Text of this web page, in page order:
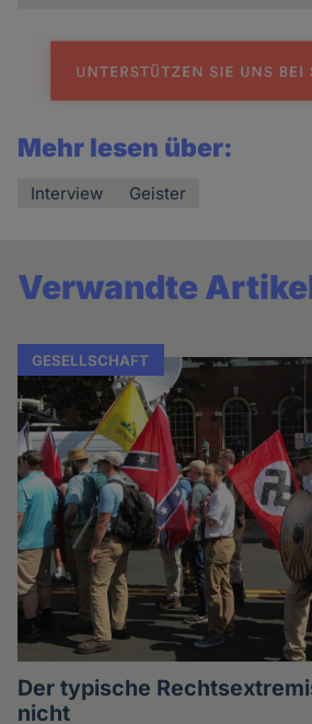
Mehr lesen über:
Interview Geister
Verwandte
GESELLSCHAFT
Der typische
nicht